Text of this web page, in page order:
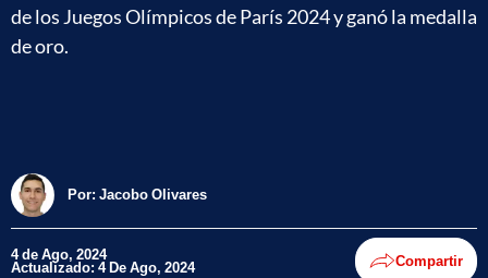
de los Juegos Olímpicos de París 2024 y ganó la medalla
de oro.
Por: Jacobo Olivares
4 de Ago, 2024
Actualizado: 4 De Ago, 2024 Compartir